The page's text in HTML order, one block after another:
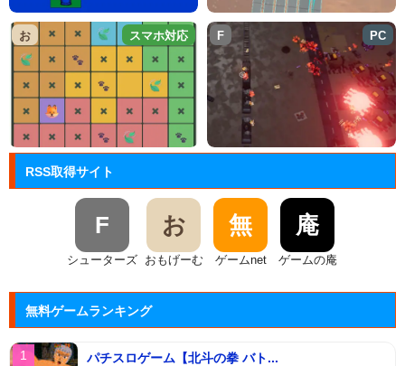
お スマホ対応 F PC
RSS取得サイト
F
シューターズ
お
おもげーむ
無
ゲームnet
庵
ゲームの庵
無料ゲームランキング
パチスロゲーム【北斗の拳 バト...